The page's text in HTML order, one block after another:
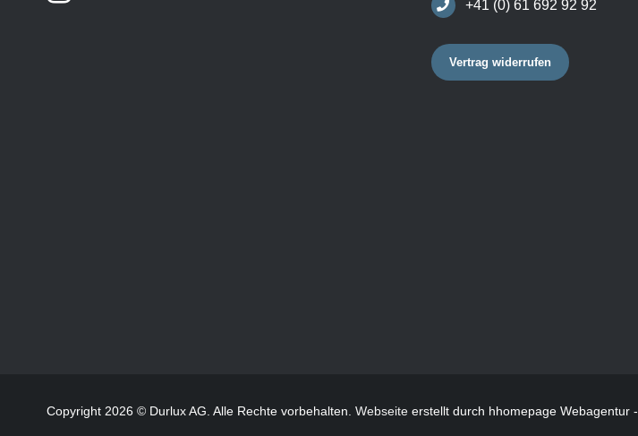
+41 (0) 61 692 92 92
Vertrag widerrufen
Copyright 2026 © Durlux AG. Alle Rechte vorbehalten. Webseiteerstellt durch hhomepage Webagentur -